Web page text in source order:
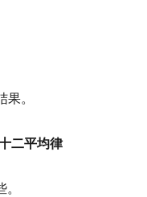
。
二平均律